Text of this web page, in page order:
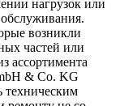
нагрузок или
обслуживания.
возникли
частей или
ассортимента
& Со. KG
техническим